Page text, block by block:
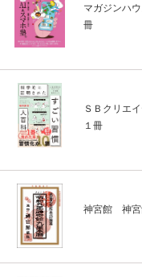
マガジンハ
冊
ＳＢクリエ
１冊
神宮館 神